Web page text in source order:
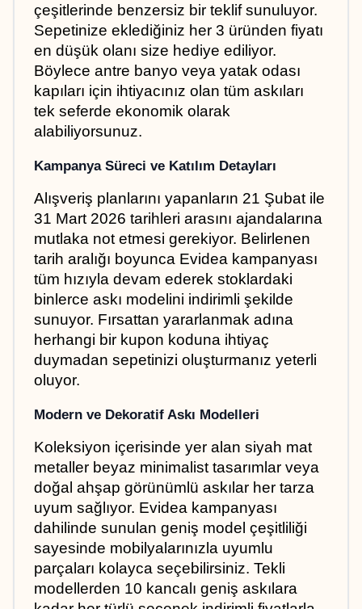
çeşitlerinde benzersiz bir teklif sunuluyor.
Sepetinize eklediğiniz her 3 üründen fiyatı
en düşük olanı size hediye ediliyor.
Böylece antre banyo veya yatak odası
kapıları için ihtiyacınız olan tüm askıları
tek seferde ekonomik olarak
alabiliyorsunuz.
Kampanya Süreci ve Katılım Detayları
Alışveriş planlarını yapanların 21 Şubat ile
31 Mart 2026 tarihleri arasını ajandalarına
mutlaka not etmesi gerekiyor. Belirlenen
tarih aralığı boyunca Evidea kampanyası
tüm hızıyla devam ederek stoklardaki
binlerce askı modelini indirimli şekilde
sunuyor. Fırsattan yararlanmak adına
herhangi bir kupon koduna ihtiyaç
duymadan sepetinizi oluşturmanız yeterli
oluyor.
Modern ve Dekoratif Askı Modelleri
Koleksiyon içerisinde yer alan siyah mat
metaller beyaz minimalist tasarımlar veya
doğal ahşap görünümlü askılar her tarza
uyum sağlıyor. Evidea kampanyası
dahilinde sunulan geniş model çeşitliliği
sayesinde mobilyalarınızla uyumlu
parçaları kolayca seçebilirsiniz. Tekli
modellerden 10 kancalı geniş askılara